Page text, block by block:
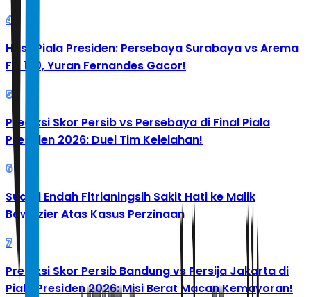
4
Hasil Piala Presiden: Persebaya Surabaya vs Arema
FC 1-0, Yuran Fernandes Gacor!
5
Prediksi Skor Persib vs Persebaya di Final Piala
Presiden 2026: Duel Tim Kelelahan!
6
Suami Endah Fitrianingsih Sakit Hati ke Malik
Bawazier Atas Kasus Perzinaan
7
Prediksi Skor Persib Bandung vs Persija Jakarta di
Piala Presiden 2026: Misi Berat Macan Kemayoran!